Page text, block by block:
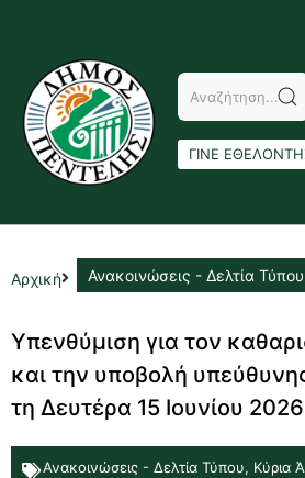
ΓΙΝΕ
Αρχική Ανακοινώσεις - Δελτία Τύπου
Υπενθύμιση για τον
και την υποβολή
τη Δευτέρα 15 Ιουνίου 2026
Ανακοινώσεις - Δελτία Τύπου, Κύρια